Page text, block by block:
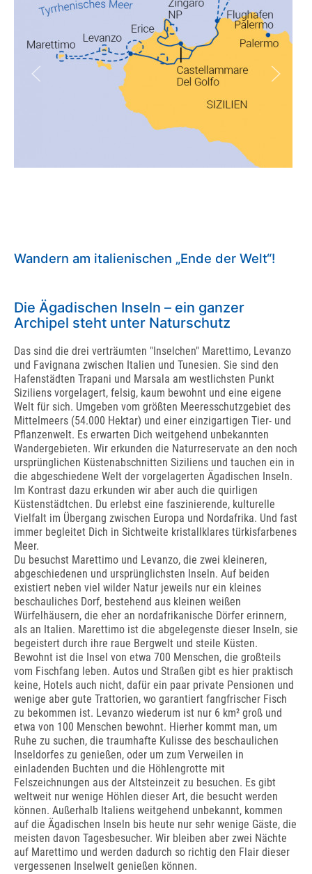
Wandern am italienischen „Ende der Welt“!
Die Ägadischen Inseln – ein ganzer
Archipel steht unter Naturschutz
Das sind die drei verträumten "Inselchen" Marettimo, Levanzo
und Favignana zwischen Italien und Tunesien. Sie sind den
Hafenstädten Trapani und Marsala am westlichsten Punkt
Siziliens vorgelagert, felsig, kaum bewohnt und eine eigene
Welt für sich. Umgeben vom größten Meeresschutzgebiet des
Mittelmeers (54.000 Hektar) und einer einzigartigen Tier- und
Pflanzenwelt. Es erwarten Dich weitgehend unbekannten
Wandergebieten. Wir erkunden die Naturreservate an den noch
ursprünglichen Küstenabschnitten Siziliens und tauchen ein in
die abgeschiedene Welt der vorgelagerten Ägadischen Inseln.
Im Kontrast dazu erkunden wir aber auch die quirligen
Küstenstädtchen. Du erlebst eine faszinierende, kulturelle
Vielfalt im Übergang zwischen Europa und Nordafrika. Und fast
immer begleitet Dich in Sichtweite kristallklares türkisfarbenes
Meer.
Du besuchst Marettimo und Levanzo, die zwei kleineren,
abgeschiedenen und ursprünglichsten Inseln. Auf beiden
existiert neben viel wilder Natur jeweils nur ein kleines
beschauliches Dorf, bestehend aus kleinen weißen
Würfelhäusern, die eher an nordafrikanische Dörfer erinnern,
als an Italien. Marettimo ist die abgelegenste dieser Inseln, sie
begeistert durch ihre raue Bergwelt und steile Küsten.
Bewohnt ist die Insel von etwa 700 Menschen, die großteils
vom Fischfang leben. Autos und Straßen gibt es hier praktisch
keine, Hotels auch nicht, dafür ein paar private Pensionen und
wenige aber gute Trattorien, wo garantiert fangfrischer Fisch
zu bekommen ist. Levanzo wiederum ist nur 6 km² groß und
etwa von 100 Menschen bewohnt. Hierher kommt man, um
Ruhe zu suchen, die traumhafte Kulisse des beschaulichen
Inseldorfes zu genießen, oder um zum Verweilen in
einladenden Buchten und die Höhlengrotte mit
Felszeichnungen aus der Altsteinzeit zu besuchen. Es gibt
weltweit nur wenige Höhlen dieser Art, die besucht werden
können. Außerhalb Italiens weitgehend unbekannt, kommen
auf die Ägadischen Inseln bis heute nur sehr wenige Gäste, die
meisten davon Tagesbesucher. Wir bleiben aber zwei Nächte
auf Marettimo und werden dadurch so richtig den Flair dieser
vergessenen Inselwelt genießen können.